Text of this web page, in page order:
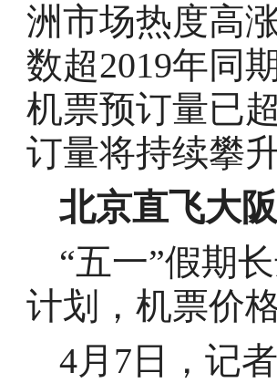
洲市场热度高
数超2019年同
机票预订量已
订量将持续攀升
北京直飞大
“五一”假期
计划，机票价
4月7日，记